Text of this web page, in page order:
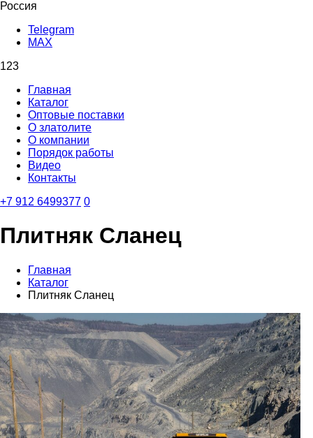
Россия
Telegram
MAX
123
Главная
Каталог
Оптовые поставки
О златолите
О компании
Порядок работы
Видео
Контакты
‪+7 912 6499377‬ 0
Плитняк Сланец
Главная
Каталог
Плитняк Сланец